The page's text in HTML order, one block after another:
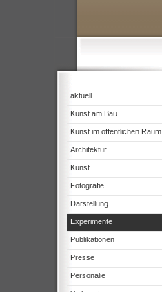
aktuell
Kunst am Bau
Kunst im öffentlichen Raum
Architektur
Kunst
Fotografie
Darstellung
Experimente
Publikationen
Presse
Personalie